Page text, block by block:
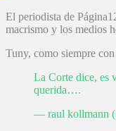
El periodista de
macrismo y los medios
Tuny, como siempre
La Corte dice, es
querida….
— raul kollmann